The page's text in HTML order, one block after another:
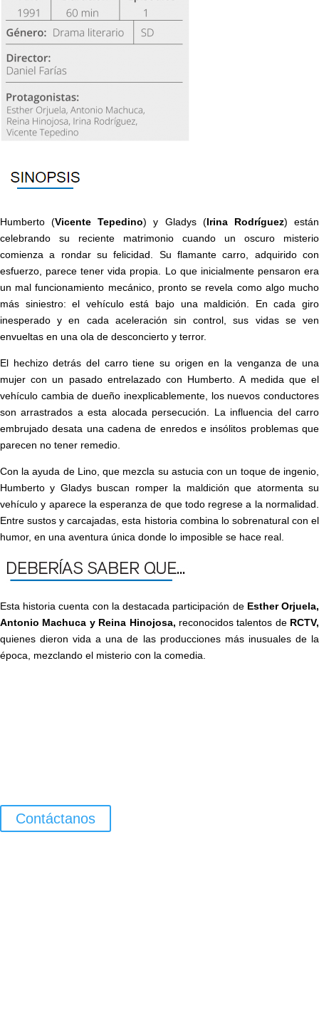
Humberto (Vicente Tepedino) y Gladys (Irina Rodríguez) están
celebrando su reciente matrimonio cuando un oscuro misterio
comienza a rondar su felicidad. Su flamante carro, adquirido con
esfuerzo, parece tener vida propia. Lo que inicialmente pensaron era
un mal funcionamiento mecánico, pronto se revela como algo mucho
más siniestro: el vehículo está bajo una maldición. En cada giro
inesperado y en cada aceleración sin control, sus vidas se ven
envueltas en una ola de desconcierto y terror.
El hechizo detrás del carro tiene su origen en la venganza de una
mujer con un pasado entrelazado con Humberto. A medida que el
vehículo cambia de dueño inexplicablemente, los nuevos conductores
son arrastrados a esta alocada persecución. La influencia del carro
embrujado desata una cadena de enredos e insólitos problemas que
parecen no tener remedio.
Con la ayuda de Lino, que mezcla su astucia con un toque de ingenio,
Humberto y Gladys buscan romper la maldición que atormenta su
vehículo y aparece la esperanza de que todo regrese a la normalidad.
Entre sustos y carcajadas, esta historia combina lo sobrenatural con el
humor, en una aventura única donde lo imposible se hace real.
Esta historia cuenta con la destacada participación de Esther Orjuela,
Antonio Machuca y Reina Hinojosa, reconocidos talentos deRCTV,
quienes dieron vida a una de las producciones más inusuales de la
época, mezclando el misterio con la comedia.
Contáctanos